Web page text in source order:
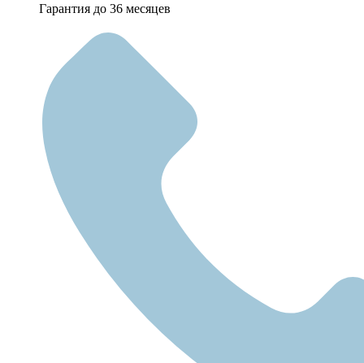
Гарантия до 36 месяцев